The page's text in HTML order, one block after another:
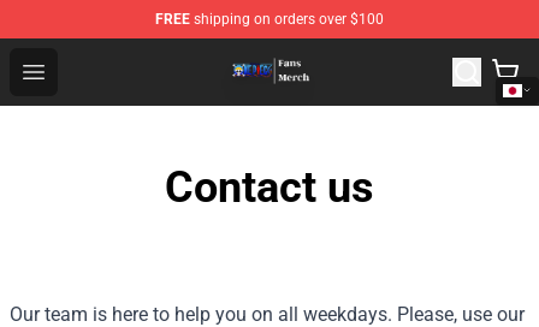
FREE shipping on orders over $100
Open menu
One Piece Store - Official One Piece Merchandise Shop
Contact us
Our team is here to help you on all weekdays. Please, use our